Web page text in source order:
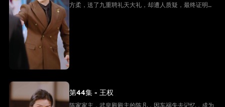
方柔，送了九重聘礼天大礼，却遭人质疑，最终证明他
第44集 - 王权
陈家家主，武皇殿殿主的陈凡，因车祸失去记忆，成为